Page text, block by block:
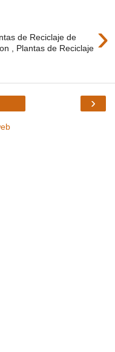
›
de Reciclaje de
, Plantas de Reciclaje
›